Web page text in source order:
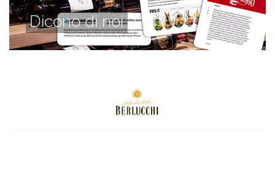
Dicono di noi